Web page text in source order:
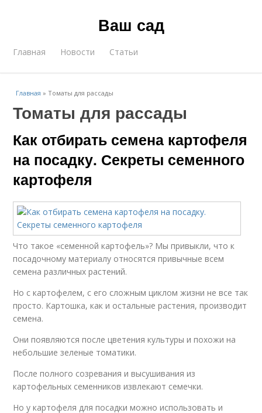
Ваш сад
Главная Новости Статьи
Главная »Томаты для рассады
Томаты для рассады
Как отбирать семена картофеля
на посадку. Секреты семенного
картофеля
Что такое «семенной картофель»? Мы привыкли, что к
посадочному материалу относятся привычные всем
семена различных растений.
Но с картофелем, с его сложным циклом жизни не все так
просто. Картошка, как и остальные растения, производит
семена.
Они появляются после цветения культуры и похожи на
небольшие зеленые томатики.
После полного созревания и высушивания из
картофельных семенников извлекают семечки.
Но у картофеля для посадки можно использовать и